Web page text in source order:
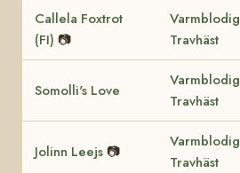
Callela Foxtrot
(FI) 📷
Varmblodig
Travhäst
Somolli's Love
Varmblodig
Travhäst
Jolinn Leejs 📷
Varmblodig
Travhäst